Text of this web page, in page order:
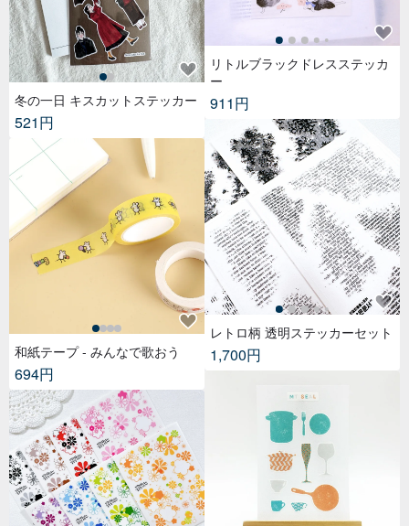
冬の一日 キスカットステッカー
521円
和紙テープ - みんなで歌おう
694円
リトルブラックドレスステッカ
ー
911円
レトロ柄 透明ステッカーセット
1,700円